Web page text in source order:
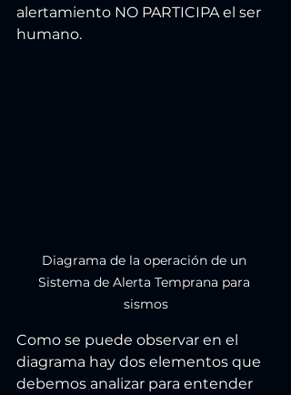
alertamiento NO PARTICIPA el ser
humano.
Diagrama de la operación de un
Sistema de Alerta Temprana para
sismos
Como se puede observar en el
diagrama hay dos elementos que
debemos analizar para entender